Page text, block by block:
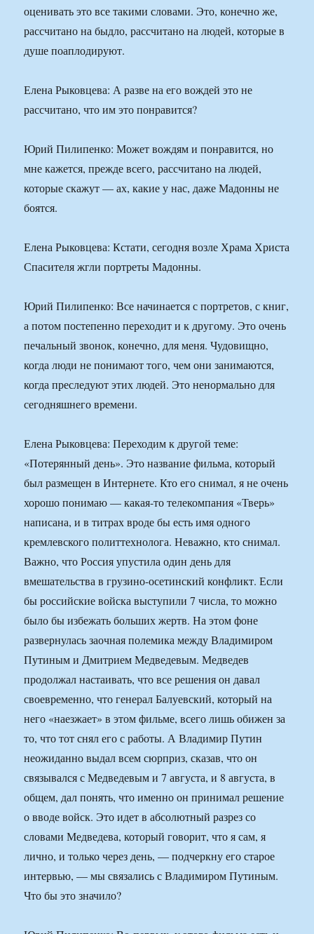
оценивать это все такими словами. Это, конечно же,
рассчитано на быдло, рассчитано на людей, которые в
душе поаплодируют.
Елена Рыковцева: А разве на его вождей это не
рассчитано, что им это понравится?
Юрий Пилипенко: Может вождям и понравится, но
мне кажется, прежде всего, рассчитано на людей,
которые скажут — ах, какие у нас, даже Мадонны не
боятся.
Елена Рыковцева: Кстати, сегодня возле Храма Христа
Спасителя жгли портреты Мадонны.
Юрий Пилипенко: Все начинается с портретов, с книг,
а потом постепенно переходит и к другому. Это очень
печальный звонок, конечно, для меня. Чудовищно,
когда люди не понимают того, чем они занимаются,
когда преследуют этих людей. Это ненормально для
сегодняшнего времени.
Елена Рыковцева: Переходим к другой теме:
«Потерянный день». Это название фильма, который
был размещен в Интернете. Кто его снимал, я не очень
хорошо понимаю — какая-то телекомпания «Тверь»
написана, и в титрах вроде бы есть имя одного
кремлевского политтехнолога. Неважно, кто снимал.
Важно, что Россия упустила один день для
вмешательства в грузино-осетинский конфликт. Если
бы российские войска выступили 7 числа, то можно
было бы избежать больших жертв. На этом фоне
развернулась заочная полемика между Владимиром
Путиным и Дмитрием Медведевым. Медведев
продолжал настаивать, что все решения он давал
своевременно, что генерал Балуевский, который на
него «наезжает» в этом фильме, всего лишь обижен за
то, что тот снял его с работы. А Владимир Путин
неожиданно выдал всем сюрприз, сказав, что он
связывался с Медведевым и 7 августа, и 8 августа, в
общем, дал понять, что именно он принимал решение
о вводе войск. Это идет в абсолютный разрез со
словами Медведева, который говорит, что я сам, я
лично, и только через день, — подчеркну его старое
интервью, — мы связались с Владимиром Путиным.
Что бы это значило?